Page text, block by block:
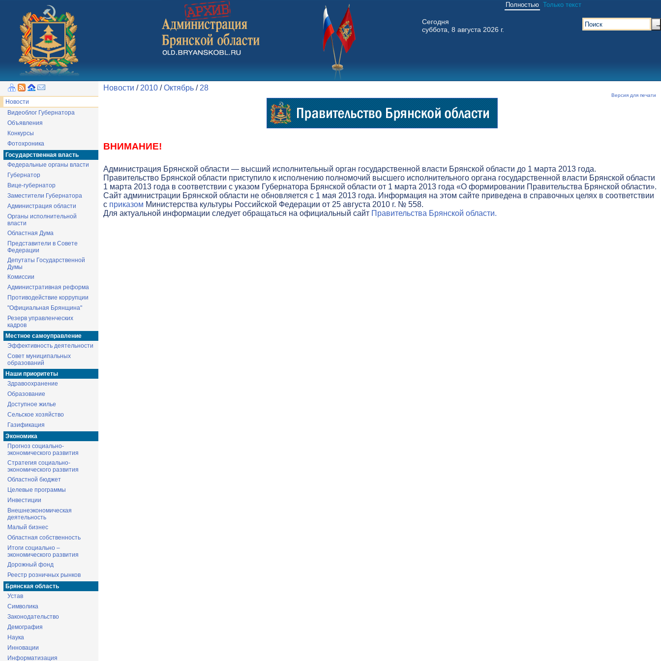
Полностью Только текст
Сегодня
суббота, 8 августа 2026 г.
→
Новости
Видеоблог Губернатора
Объявления
Конкурсы
Фотохроника
Государственная власть
Федеральные органы власти
Губернатор
Вице-губернатор
Заместители Губернатора
Администрация области
Органы исполнительной
власти
Областная Дума
Представители в Совете
Федерации
Депутаты Государственной
Думы
Комиссии
Административная реформа
Противодействие коррупции
"Официальная Брянщина"
Резерв управленческих
кадров
Местное самоуправление
Эффективность деятельности
Совет муниципальных
образований
Наши приоритеты
Здравоохранение
Образование
Доступное жилье
Сельское хозяйство
Газификация
Экономика
Прогноз социально-
экономического развития
Стратегия социально-
экономического развития
Областной бюджет
Целевые программы
Инвестиции
Внешнеэкономическая
деятельность
Малый бизнес
Областная собственность
Итоги социально –
экономического развития
Дорожный фонд
Реестр розничных рынков
Брянская область
Устав
Символика
Законодательство
Демография
Наука
Инновации
Информатизация
Новости / 2010 /Октябрь / 28
Версия для печати
ВНИМАНИЕ!
Администрация Брянской области — высший исполнительный орган государственной власти Брянской области до 1 марта 2013 года.
Правительство Брянской области приступило к исполнению полномочий высшего исполнительного органа государственной власти Брянской области
1 марта 2013 года в соответствии с указом Губернатора Брянской области от 1 марта 2013 года «О формировании Правительства Брянской области».
Cайт администрации Брянской области не обновляется с 1 мая 2013 года. Информация на этом сайте приведена в справочных целях в соответствии
с приказом Министерства культуры Российской Федерации от 25 августа 2010 г. № 558.
Для актуальной информации следует обращаться на официальный сайт Правительства Брянской области.